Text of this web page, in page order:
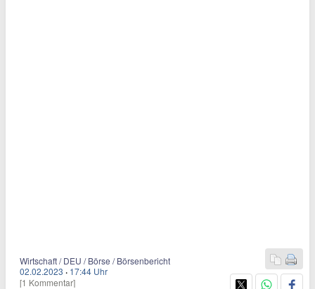
Wirtschaft / DEU / Börse / Börsenbericht
02.02.2023 · 17:44 Uhr
[1 Kommentar]